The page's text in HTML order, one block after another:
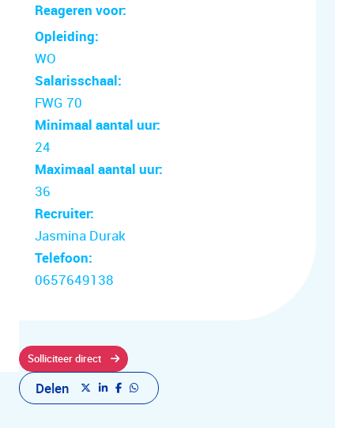
Reageren voor:
Opleiding:
WO
Salarisschaal:
FWG 70
Minimaal aantal uur:
24
Maximaal aantal uur:
36
Recruiter:
Jasmina Durak
Telefoon:
0657649138
Solliciteer direct
Delen